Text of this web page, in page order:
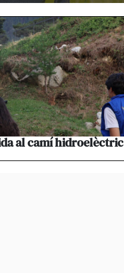
al camí hidroelèctric